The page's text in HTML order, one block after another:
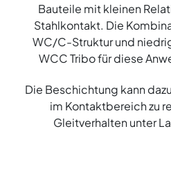
Bauteile mit kleinen
Stahlkontakt. Die
WC/C-Struktur und
WCC Tribo für diese
Die Beschichtung kann
im Kontaktbereich zu
Gleitverhalten unter